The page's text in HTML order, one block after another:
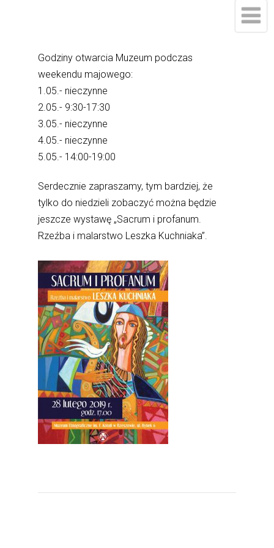
Godziny otwarcia Muzeum podczas
weekendu majowego:
1.05.- nieczynne
2.05.- 9:30-17:30
3.05.- nieczynne
4.05.- nieczynne
5.05.- 14:00-19:00
Serdecznie zapraszamy, tym bardziej, że
tylko do niedzieli zobaczyć można będzie
jeszcze wystawę „Sacrum i profanum.
Rzeźba i malarstwo Leszka Kuchniaka”.